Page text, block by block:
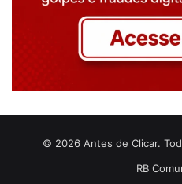
© 2026 Antes de Clicar.
RB